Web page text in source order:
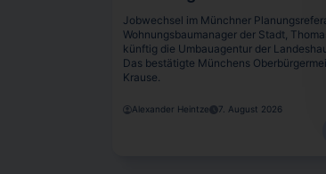
Jobwechsel im Münchner
Wohnungsbaumanager der Stadt,
künftig die Umbauagentur der
Das bestätigte Münchens
Krause.
Alexander Heintze 7. August 2026